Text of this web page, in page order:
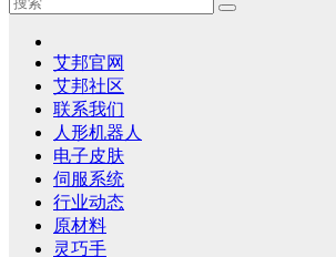
艾邦官网
艾邦社区
联系我们
人形机器人
电子皮肤
伺服系统
行业动态
原材料
灵巧手